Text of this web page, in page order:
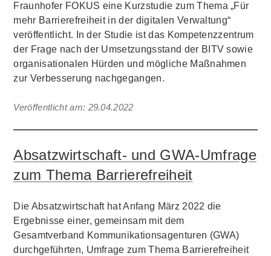
Fraunhofer FOKUS eine Kurzstudie zum Thema „Für
mehr Barrierefreiheit in der digitalen Verwaltung“
veröffentlicht. In der Studie ist das Kompetenzzentrum
der Frage nach der Umsetzungsstand der BITV sowie
organisationalen Hürden und mögliche Maßnahmen
zur Verbesserung nachgegangen.
Veröffentlicht am: 29.04.2022
Absatzwirtschaft- und GWA-Umfrage
zum Thema Barrierefreiheit
Die Absatzwirtschaft hat Anfang März 2022 die
Ergebnisse einer, gemeinsam mit dem
Gesamtverband Kommunikationsagenturen (GWA)
durchgeführten, Umfrage zum Thema Barrierefreiheit